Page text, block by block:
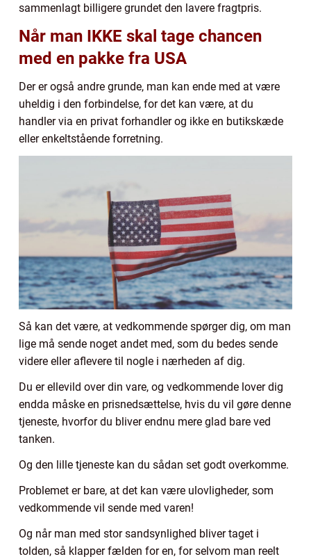
sammenlagt billigere grundet den lavere fragtpris.
Når man IKKE skal tage chancen
med en pakke fra USA
Der er også andre grunde, man kan ende med at være
uheldig i den forbindelse, for det kan være, at du
handler via en privat forhandler og ikke en butikskæde
eller enkeltstående forretning.
Så kan det være, at vedkommende spørger dig, om man
lige må sende noget andet med, som du bedes sende
videre eller aflevere til nogle i nærheden af dig.
Du er ellevild over din vare, og vedkommende lover dig
endda måske en prisnedsættelse, hvis du vil gøre denne
tjeneste, hvorfor du bliver endnu mere glad bare ved
tanken.
Og den lille tjeneste kan du sådan set godt overkomme.
Problemet er bare, at det kan være ulovligheder, som
vedkommende vil sende med varen!
Og når man med stor sandsynlighed bliver taget i
tolden, så klapper fælden for en, for selvom man reelt